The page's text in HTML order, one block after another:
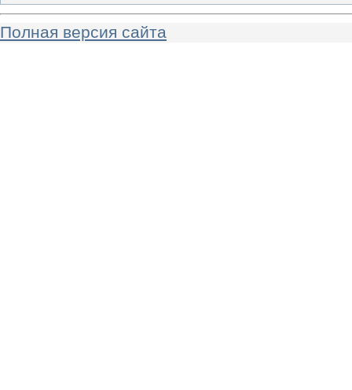
Полная версия сайта